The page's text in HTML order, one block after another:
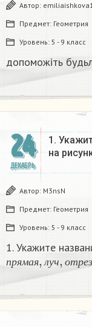
Автор:
Предмет: Геометрия
Уровень: 5 - 9 класс
допоможіть
24
ДЕКАБРЬ
1.
на
Автор: M3nsN
Предмет: Геометрия
Уровень: 5 - 9 класс
1. Укажите
п рямая л у ч отрез
прямая,луч,отр